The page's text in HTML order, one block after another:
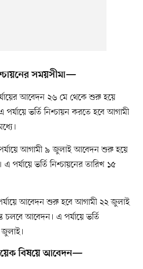
সময়সীমা—
আবেদন ২৬ মে থেকে শুরু হয়ে
ভর্তি নিশ্চায়ন করতে হবে আগামী
পর্যায়ে আগামী ৯ জুলাই আবেদন শুরু হয়ে
পর্যায়ে ভর্তি নিশ্চায়নের তারিখ ১৫
পর্যায়ে আবেদন শুরু হবে আগামী ২২ জুলাই
চলবে আবেদন। এ পর্যায়ে ভর্তি
জুলাই।
বিষয়ে আবেদন—